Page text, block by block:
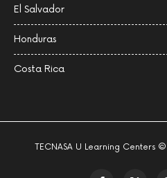
El Salvador
Honduras
Costa Rica
TECNASA U Learning Centers